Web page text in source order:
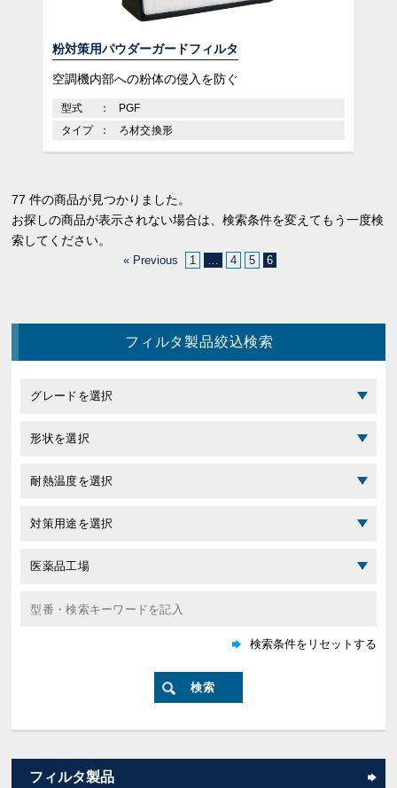
粉対策用パウダーガードフィルタ
空調機内部への粉体の侵入を防ぐ
型式
PGF
タイプ
ろ材交換形
77 件の商品が見つかりました。
お探しの商品が表示されない場合は、検索条件を変えてもう一度検
索してください。
« Previous 1 … 4 5 6
フィルタ製品絞込検索
フィルタ製品